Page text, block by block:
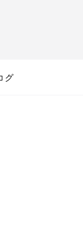
グ